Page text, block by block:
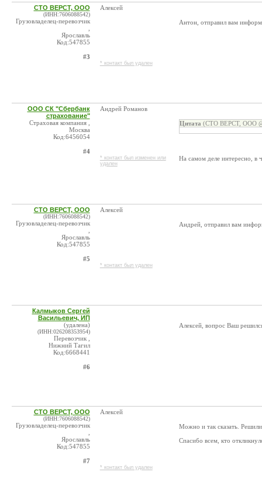
СТО ВЕРСТ, ООО
(ИНН:7606088542)
Грузовладелец-перевозчик
Ярославль
Код:547855
#3
Алексей
* контакт был удален
Антон, отправил вам
ООО СК "Сбербанк
страхование"
Страховая компания ,
Москва
Код:6456054
#4
Андрей Романов
* контакт был изменен или
удален
Цитата (СТО ВЕРСТ, ООО
На самом деле интересно, в
СТО ВЕРСТ, ООО
(ИНН:7606088542)
Грузовладелец-перевозчик
Ярославль
Код:547855
#5
Алексей
* контакт был удален
Андрей, отправил вам
Калмыков Сергей
Васильевич, ИП
(удалена)
(ИНН:026208353954)
Перевозчик ,
Нижний Тагил
Код:6668441
#6
Алексей, вопрос Ваш
СТО ВЕРСТ, ООО
(ИНН:7606088542)
Грузовладелец-перевозчик
Ярославль
Код:547855
#7
Алексей
* контакт был удален
Можно и так сказать.
Спасибо всем, кто